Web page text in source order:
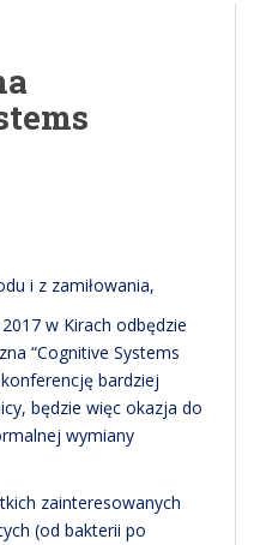
i z zamiłowania,
w Kirach odbędzie
“Cognitive Systems
bardziej
będzie więc okazja do
wymiany
zainteresowanych
(od bakterii po